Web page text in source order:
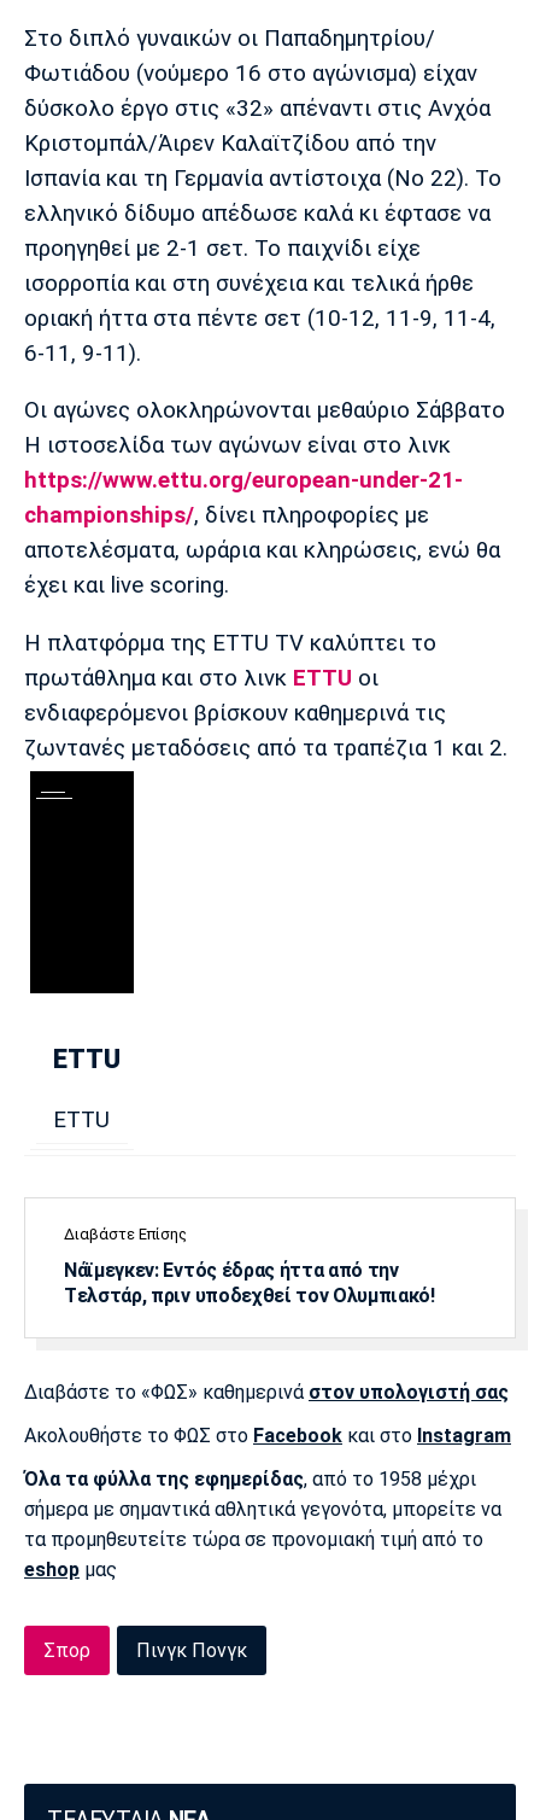
Στο διπλό γυναικών οι Παπαδημητρίου/
Φωτιάδου (νούμερο 16 στο αγώνισμα) είχαν
δύσκολο έργο στις «32» απέναντι στις Ανχόα
Κριστομπάλ/Άιρεν Καλαϊτζίδου από την
Ισπανία και τη Γερμανία αντίστοιχα (Νο 22). Το
ελληνικό δίδυμο απέδωσε καλά κι έφτασε να
προηγηθεί με 2-1 σετ. Το παιχνίδι είχε
ισορροπία και στη συνέχεια και τελικά ήρθε
οριακή ήττα στα πέντε σετ (10-12, 11-9, 11-4,
6-11, 9-11).
Οι αγώνες ολοκληρώνονται μεθαύριο Σάββατο
Η ιστοσελίδα των αγώνων είναι στο λινκ
https://www.ettu.org/european-under-21-
championships/, δίνει πληροφορίες με
αποτελέσματα, ωράρια και κληρώσεις, ενώ θα
έχει και live scoring.
Η πλατφόρμα της ETTU TV καλύπτει το
πρωτάθλημα και στο λινκ ETTU οι
ενδιαφερόμενοι βρίσκουν καθημερινά τις
ζωντανές μεταδόσεις από τα τραπέζια 1 και 2.
ETTU
ETTU
Διαβάστε Επίσης
Νάϊμεγκεν: Εντός έδρας ήττα από την
Tελστάρ, πριν υποδεχθεί τον Ολυμπιακό!
Διαβάστε το «ΦΩΣ» καθημερινά στον υπολογιστή σας
Ακολουθήστε το ΦΩΣ στο Facebook και στο Instagram
Όλα τα φύλλα της εφημερίδας, από το 1958 μέχρι
σήμερα με σημαντικά αθλητικά γεγονότα, μπορείτε να
τα προμηθευτείτε τώρα σε προνομιακή τιμή από το
eshop μας
Σπορ Πινγκ Πονγκ